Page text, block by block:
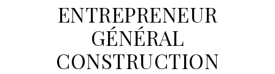
ENTREPRENEUR
GÉNÉRAL
CONSTRUCTION